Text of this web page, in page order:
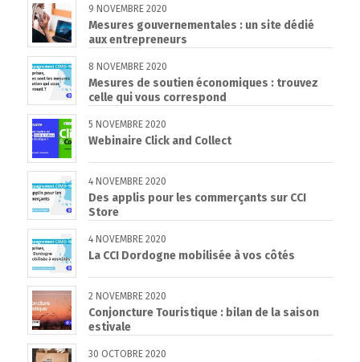
9 NOVEMBRE 2020
Mesures gouvernementales : un site dédié
aux entrepreneurs
8 NOVEMBRE 2020
Mesures de soutien économiques : trouvez
celle qui vous correspond
5 NOVEMBRE 2020
Webinaire Click and Collect
4 NOVEMBRE 2020
Des applis pour les commerçants sur CCI
Store
4 NOVEMBRE 2020
La CCI Dordogne mobilisée à vos côtés
2 NOVEMBRE 2020
Conjoncture Touristique : bilan de la saison
estivale
30 OCTOBRE 2020